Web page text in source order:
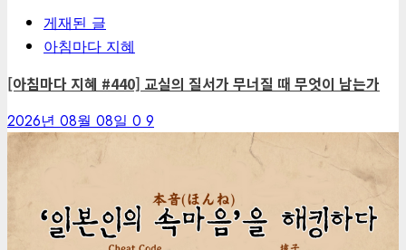
게재된 글
아침마다 지혜
[아침마다 지혜 #440] 교실의 질서가 무너질 때 무엇이 남는가
2026년 08월 08일 0 9